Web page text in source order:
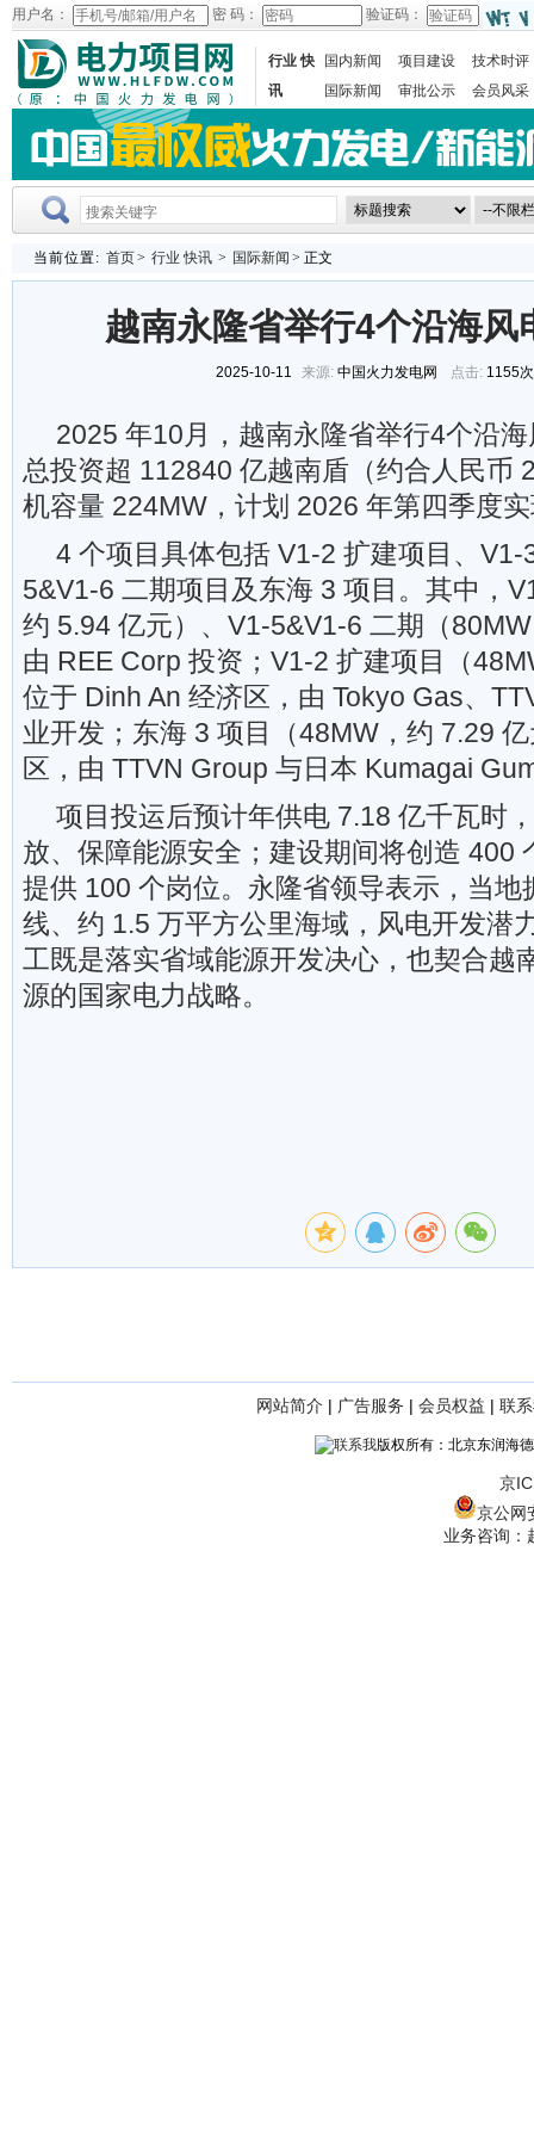
用户名： 密 码： 验证码：
行业 快
讯
国内新闻 项目建设
技术时评
国际新闻
审批公示 会员风采
当前位置: 首页> 行业 快讯 > 国际新闻 > 正文
越南永隆省举行4个沿海风
2025-10-11 来源: 中国火力发电网 点击: 1155
2025 年10月，越南永隆省举行4个沿
总投资超 112840 亿越南盾（约合人民币
机容量 224MW，计划 2026 年第四季度
4 个项目具体包括 V1-2 扩建项目、V1-
5&V1-6 二期项目及东海 3 项目。其中，
约 5.94 亿元）、V1-5&V1-6 二期（
由 REE Corp 投资；V1-2 扩建项目（
位于 Dinh An 经济区，由 Tokyo Gas、
业开发；东海 3 项目（48MW，约 7.29
区，由 TTVN Group 与日本 Kumagai
项目投运后预计年供电 7.18 亿千瓦时
放、保障能源安全；建设期间将创造 400
提供 100 个岗位。永隆省领导表示，当地
线、约 1.5 万平方公里海域，风电开发潜
工既是落实省域能源开发决心，也契合越
源的国家电力战略。
网站简介 | 广告服务 | 会员权益 | 联
版权所有：北京东润海
京
京公网
业务咨询：